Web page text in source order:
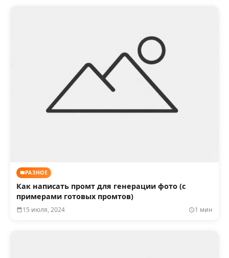
РАЗНОЕ
Как написать промт для генерации фото (с
примерами готовых промтов)
15 июля, 2024 1 мин